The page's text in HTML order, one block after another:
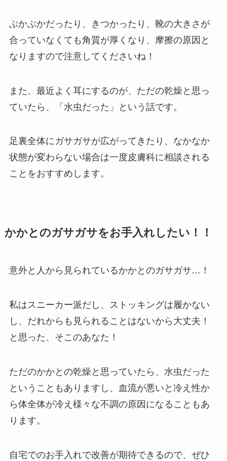
ぶかぶかだったり、きつかったり、靴の大きさが
合っていなくても角質が厚くなり、摩擦の原因と
なりますので注意してくださいね！
また、最近よく耳にするのが、ただの乾燥と思っ
ていたら、「水虫だった」という話です。
足裏全体にガサガサが広がってきたり、なかなか
状態が変わらない場合は一度皮膚科に相談される
ことをおすすめします。
かかとのガサガサをお手入れしたい！！
意外と人から見られているかかとのガサガサ…！
私はスニーカー派だし、ストッキングは履かない
し、だれからも見られることはないから大丈夫！
と思った、そこのあなた！
ただのかかとの乾燥と思っていたら、水虫だった
ということもありますし、血流が悪いと冷え性か
ら体全体が冷え様々な不調の原因になることもあ
ります。
自宅でのお手入れで改善が期待できるので、ぜひ